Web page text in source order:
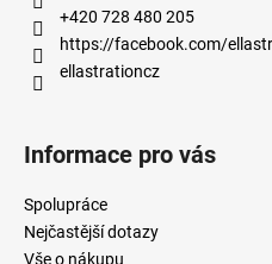
+420 728 480 205
https://facebook.com/
ellastrationcz
Informace pro vás
Spolupráce
Nejčastější dotazy
Vše o nákupu